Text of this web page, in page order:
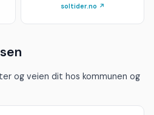
soltider.no ↗
og veien dit hos kommunen og